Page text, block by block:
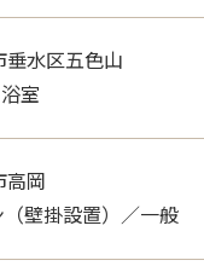
平岡町新在家
, 窓ガラス・サッシ ,...
水区五色山
室